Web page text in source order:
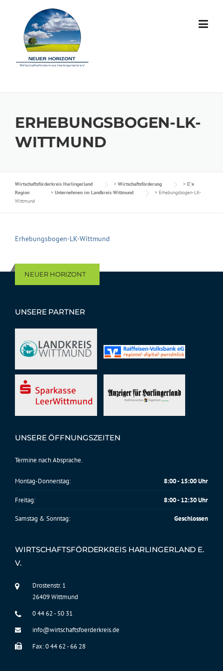
ERHEBUNGSBOGEN-LK-
WITTMUND
Wirtschaftsförderkreis Harlingerland > Wirtschaftsförderung > Die
Region
> Unternehmen im Landkreis Wittmund > Erhebungsbogen-LK-
Wittmund
Erhebungsbogen-LK-Wittmund
NEUER HORIZONT
UNSERE PARTNER
UNSERE ÖFFNUNGSZEITEN
Termine nach Absprache.
Montag-Donnerstag: 8:00 - 15:00 Uhr
Freitag: 8:00 - 12:30 Uhr
Samstag & Sonntag: Geschlossen
WIRTSCHAFTSFÖRDERKREIS HARLINGERLAND E.
V.
Drostenstr. 1
26409 Wittmund
0 44 62 - 50 31
info@wirtschaftsfoerderkreis.de
Fax: 0 44 62 - 66 28